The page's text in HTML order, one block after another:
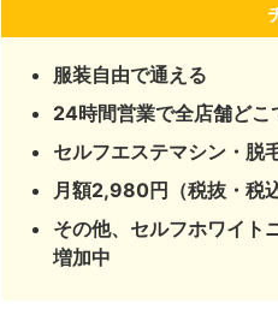
服装自由で通える
24時間営業で全店舗どこ
セルフエステマシン・脱
月額2,980円（税抜・税
その他、セルフホワイト
増加中